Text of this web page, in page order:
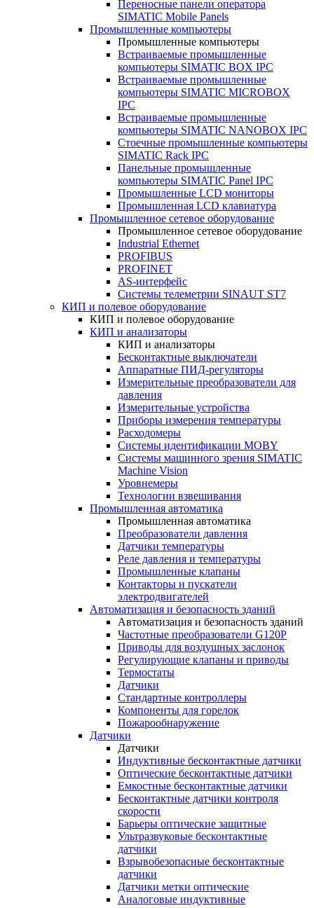
Переносные панели оператора
SIMATIC Mobile Panels
Промышленные компьютеры
Промышленные компьютеры
Встраиваемые промышленные
компьютеры SIMATIC BOX IPC
Встраиваемые промышленные
компьютеры SIMATIC MICROBOX
IPC
Встраиваемые промышленные
компьютеры SIMATIC NANOBOX IPC
Стоечные промышленные компьютеры
SIMATIC Rack IPC
Панельные промышленные
компьютеры SIMATIC Panel IPC
Промышленные LCD мониторы
Промышленная LCD клавиатура
Промышленное сетевое оборудование
Промышленное сетевое оборудование
Industrial Ethernet
PROFIBUS
PROFINET
AS-интерфейс
Системы телеметрии SINAUT ST7
КИП и полевое оборудование
КИП и полевое оборудование
КИП и анализаторы
КИП и анализаторы
Бесконтактные выключатели
Аппаратные ПИД-регуляторы
Измерительные преобразователи для
давления
Измерительные устройства
Приборы измерения температуры
Расходомеры
Системы идентификации MOBY
Системы машинного зрения SIMATIC
Machine Vision
Уровнемеры
Технологии взвешивания
Промышленная автоматика
Промышленная автоматика
Преобразователи давления
Датчики температуры
Реле давления и температуры
Промышленные клапаны
Контакторы и пускатели
электродвигателей
Автоматизация и безопасность зданий
Автоматизация и безопасность зданий
Частотные преобразователи G120P
Приводы для воздушных заслонок
Регулирующие клапаны и приводы
Термостаты
Датчики
Стандартные контроллеры
Компоненты для горелок
Пожарообнаружение
Датчики
Датчики
Индуктивные бесконтактные датчики
Оптические бесконтактные датчики
Емкостные бесконтактные датчики
Бесконтактные датчики контроля
скорости
Барьеры оптические защитные
Ультразвуковые бесконтактные
датчики
Взрывобезопасные бесконтактные
датчики
Датчики метки оптические
Аналоговые индуктивные